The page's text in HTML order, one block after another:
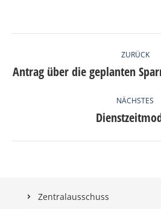
ZURÜCK
Antrag über die geplanten
NÄCHSTES
Zentralausschuss